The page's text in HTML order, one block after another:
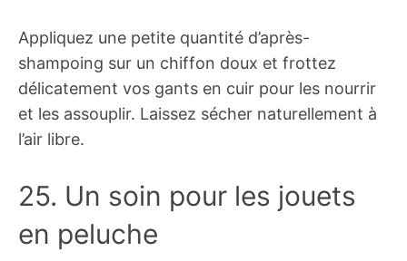
Appliquez une petite quantité d’après-
shampoing sur un chiffon doux et frottez
délicatement vos gants en cuir pour les nourrir
et les assouplir. Laissez sécher naturellement à
l’air libre.
25. Un soin pour les jouets
en peluche